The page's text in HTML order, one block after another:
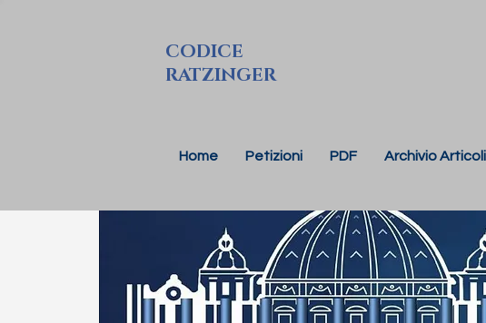
CODICE
RATZINGER
Home Petizioni PDF Archivio Articoli